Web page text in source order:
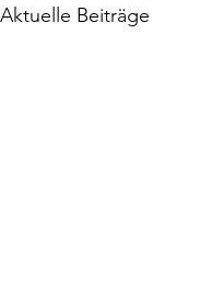
Aktuelle Beiträge